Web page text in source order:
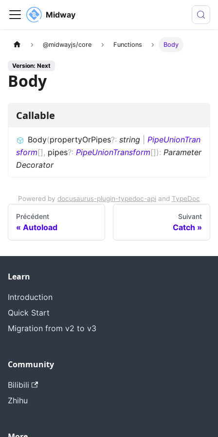
Midway
@midwayjs/core Functions Body
Version: Next
Body
Callable
Body(propertyOrPipes?: string
PipeUnionTran
sform[], pipes?: PipeUnionTransform[]): Parameter
Decorator
Powered by docusaurus-plugin-typedoc-api and TypeDoc
Précédent
Autoload
Suivant
Catch
Learn
Introduction
Quick Start
Migration from v2 to v3
Community
Bilibili
Zhihu